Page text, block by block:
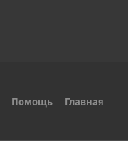
Помощь Главная